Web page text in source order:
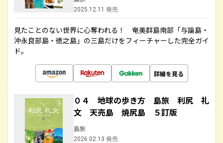
2025.12.11 発売
見たことのない世界に心奪われる！ 奄美群島南部「与論島・
沖永良部島・徳之島」の三島だけをフィーチャーした完全ガイ
ド。
詳細を見る
０４ 地球の歩き方 島旅 利尻 礼
文 天売島 焼尻島 ５訂版
島旅
2026.02.13 発売